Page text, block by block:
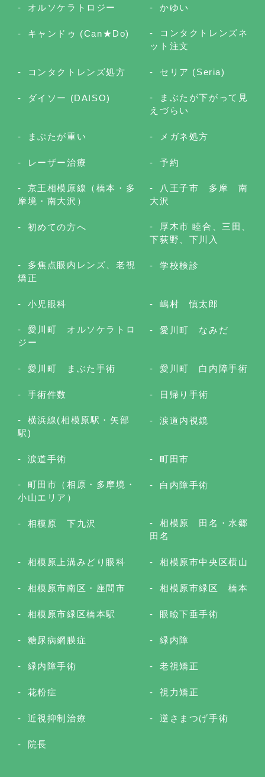
オルソケラトロジー かゆい
キャンドゥ (Can★Do)
コンタクトレンズネ
ット注文
コンタクトレンズ処方 セリア (Seria)
ダイソー (DAISO)
まぶたが下がって見
えづらい
まぶたが重い メガネ処方
レーザー治療 予約
京王相模原線（橋本・多
摩境・南大沢）
八王子市 多摩 南
大沢
初めての方へ
厚木市 睦合、三田、
下荻野、下川入
多焦点眼内レンズ、老視
矯正
学校検診
小児眼科 嶋村 慎太郎
愛川町 オルソケラトロ
ジー
愛川町 なみだ
愛川町 まぶた手術 愛川町 白内障手術
手術件数 日帰り手術
横浜線(相模原駅・矢部
駅)
涙道内視鏡
涙道手術 町田市
町田市（相原・多摩境・
小山エリア）
白内障手術
相模原 下九沢
相模原 田名・水郷
田名
相模原上溝みどり眼科 相模原市中央区横山
相模原市南区・座間市 相模原市緑区 橋本
相模原市緑区橋本駅 眼瞼下垂手術
糖尿病網膜症 緑内障
緑内障手術 老視矯正
花粉症 視力矯正
近視抑制治療 逆さまつげ手術
院長